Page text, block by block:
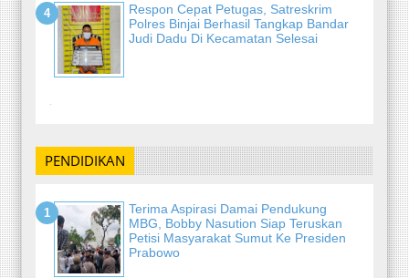
Respon Cepat Petugas, Satreskrim
Polres Binjai Berhasil Tangkap Bandar
Judi Dadu Di Kecamatan Selesai
-
PENDIDIKAN
Terima Aspirasi Damai Pendukung
MBG, Bobby Nasution Siap Teruskan
Petisi Masyarakat Sumut Ke Presiden
Prabowo